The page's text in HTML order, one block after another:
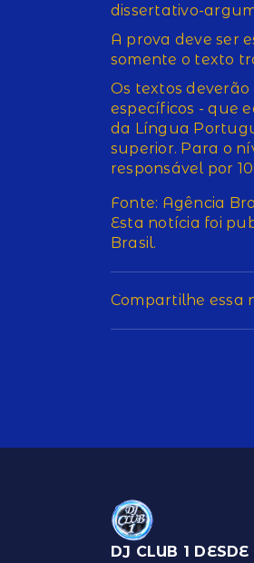
dissertativo-
A prova deve ser
somente o texto
Os textos
específicos - que
da Língua
superior. Para o
responsável por
Fonte: Agência
Esta notícia foi
Brasil.
Compartilhe essa
DJ CLUB 1